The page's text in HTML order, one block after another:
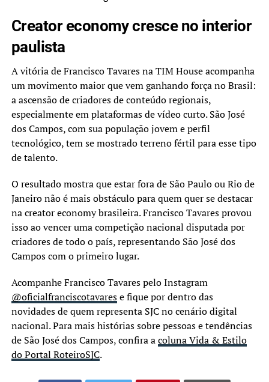
Creator economy cresce no interior
paulista
A vitória de Francisco Tavares na TIM House acompanha
um movimento maior que vem ganhando força no Brasil:
a ascensão de criadores de conteúdo regionais,
especialmente em plataformas de vídeo curto. São José
dos Campos, com sua população jovem e perfil
tecnológico, tem se mostrado terreno fértil para esse tipo
de talento.
O resultado mostra que estar fora de São Paulo ou Rio de
Janeiro não é mais obstáculo para quem quer se destacar
na creator economy brasileira. Francisco Tavares provou
isso ao vencer uma competição nacional disputada por
criadores de todo o país, representando São José dos
Campos com o primeiro lugar.
Acompanhe Francisco Tavares pelo Instagram
@oficialfranciscotavarese fique por dentro das
novidades de quem representa SJC no cenário digital
nacional. Para mais histórias sobre pessoas e tendências
de São José dos Campos, confira acoluna Vida & Estilo
do Portal RoteiroSJC.